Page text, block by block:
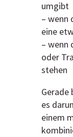
umgibt
– wenn
eine
– wenn
oder
stehen
Gerade
es
einem